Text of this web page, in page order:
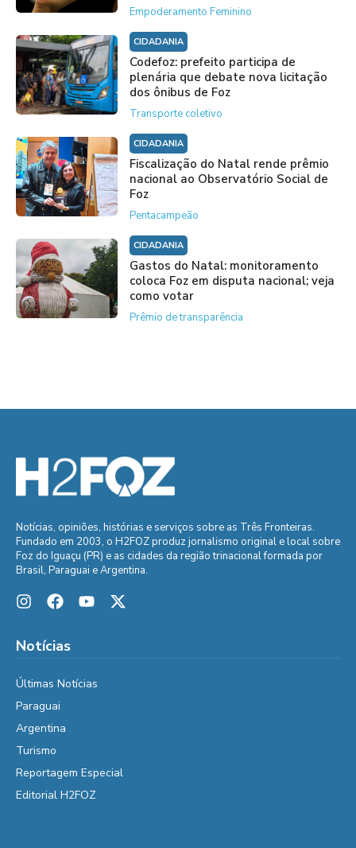
Empoderamento Feminino
CIDADANIA
Codefoz: prefeito participa de
plenária que debate nova licitação
dos ônibus de Foz
Transporte coletivo
CIDADANIA
Fiscalização do Natal rende prêmio
nacional ao Observatório Social de
Foz
Pentacampeão
CIDADANIA
Gastos do Natal: monitoramento
coloca Foz em disputa nacional; veja
como votar
Prêmio de transparência
Notícias, opiniões, histórias e serviços sobre as Três Fronteiras.
Fundado em 2003, o H2FOZ produz jornalismo original e local sobre
Foz do Iguaçu (PR) e as cidades da região trinacional formada por
Brasil, Paraguai e Argentina.
Notícias
Últimas Notícias
Paraguai
Argentina
Turismo
Reportagem Especial
Editorial H2FOZ